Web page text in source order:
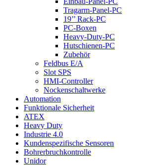
Tragarm-Panel-PC
19’’ Rack-PC
PC-Boxen
Heavy-Duty-PC
Hutschienen-PC
Zubehör
Feldbus E/A
Slot SPS
HMI-Controller
Nockenschaltwerke
Automation
Funktionale Sicherheit
ATEX
Heavy Duty
Industrie 4.0
Kundenspezifische Sensoren
Bohrerbruchkontrolle
Unidor